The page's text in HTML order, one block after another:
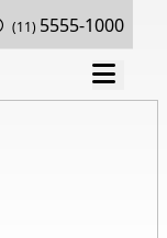
(11) 5555-1000